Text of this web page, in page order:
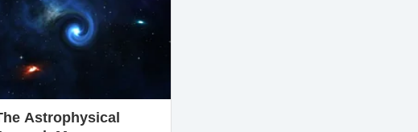
Astrophysical